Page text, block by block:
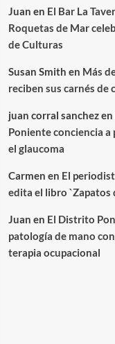
Juan en El Bar La
Roquetas de Mar
de Culturas
Susan Smith en Más
reciben sus carnés de
juan corral sanchezen
Poniente conciencia
el glaucoma
Carmen en El
edita el libro `Zapatos
Juan en El Distrito
patología de mano
terapia ocupacional